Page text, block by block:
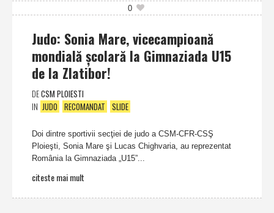
0
Judo: Sonia Mare, vicecampioană
mondială şcolară la Gimnaziada U15
de la Zlatibor!
DECSM PLOIESTI
IN JUDO RECOMANDAT SLIDE
Doi dintre sportivii secţiei de judo a CSM-CFR-CSŞ
Ploieşti, Sonia Mare şi Lucas Chighvaria, au reprezentat
România la Gimnaziada „U15”...
citeste mai mult